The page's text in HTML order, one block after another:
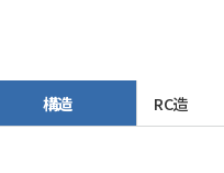
構造
RC造